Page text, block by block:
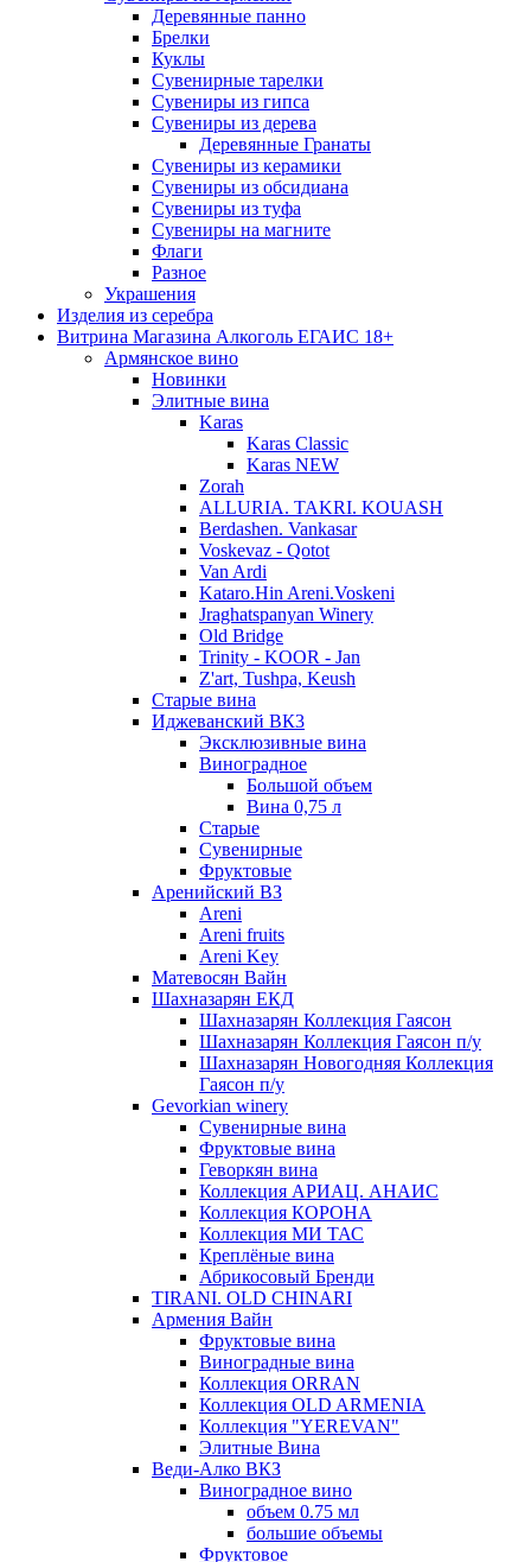
Деревянные панно
Брелки
Куклы
Сувенирные тарелки
Сувениры из гипса
Сувениры из дерева
Деревянные Гранаты
Сувениры из керамики
Сувениры из обсидиана
Сувениры из туфа
Сувениры на магните
Флаги
Разное
Украшения
Изделия из серебра
Витрина Магазина Алкоголь ЕГАИС 18+
Армянское вино
Новинки
Элитные вина
Karas
Karas Classic
Karas NEW
Zorah
ALLURIA. TAKRI. KOUASH
Berdashen. Vankasar
Voskevaz - Qotot
Van Ardi
Kataro.Hin Areni.Voskeni
Jraghatspanyan Winery
Old Bridge
Trinity - KOOR - Jan
Z'art, Tushpa, Keush
Старые вина
Иджеванский ВК3
Эксклюзивные вина
Виноградное
Большой объем
Вина 0,75 л
Старые
Сувенирные
Фруктовые
Аренийский ВЗ
Areni
Areni fruits
Areni Key
Матевосян Вайн
Шахназарян ЕКД
Шахназарян Коллекция Гаясон
Шахназарян Коллекция Гаясон п/у
Шахназарян Новогодняя Коллекция
Гаясон п/у
Gevorkian winery
Сувенирные вина
Фруктовые вина
Геворкян вина
Коллекция АРИАЦ. АНАИС
Коллекция КОРОНА
Коллекция МИ ТАС
Креплёные вина
Абрикосовый Бренди
TIRANI. OLD CHINARI
Армения Вайн
Фруктовые вина
Виноградные вина
Коллекция ORRAN
Коллекция OLD ARMENIA
Коллекция "YEREVAN"
Элитные Вина
Веди-Алко ВКЗ
Виноградное вино
объем 0.75 мл
большие объемы
Фруктовое